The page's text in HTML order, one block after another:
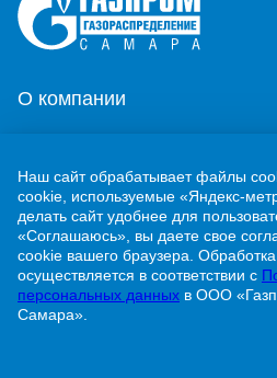
О компании
Новости
Контакты
Учебно-методический центр
Наш сайт обрабатывает файлы
cookie, используемые «Яндекс-
делать сайт удобнее для
«Соглашаюсь», вы даете свое
cookie вашего браузера.
осуществляется в соответствии с
персональных данных в ООО
Самара».